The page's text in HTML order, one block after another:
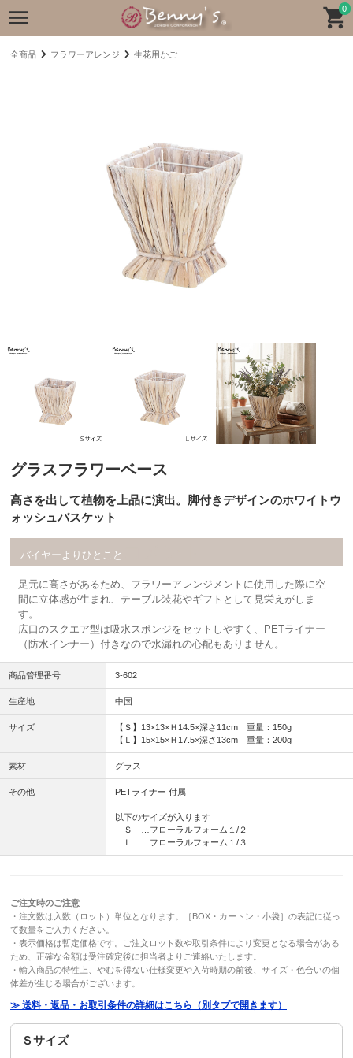
0
全商品 フラワーアレンジ 生花用かご
グラスフラワーベース
高さを出して植物を上品に演出。脚付きデザインのホワイトウ
ォッシュバスケット
バイヤーよりひとこと
足元に高さがあるため、フラワーアレンジメントに使用した際に空
間に立体感が生まれ、テーブル装花やギフトとして見栄えがしま
す。
広口のスクエア型は吸水スポンジをセットしやすく、PETライナー
（防水インナー）付きなので水漏れの心配もありません。
商品管理番号 3-602
生産地 中国
サイズ
【Ｓ】13×13×Ｈ14.5×深さ11cm 重量：150g
【Ｌ】15×15×Ｈ17.5×深さ13cm 重量：200g
素材 グラス
その他 PETライナー 付属
以下のサイズが入ります
Ｓ …フローラルフォーム１/２
Ｌ …フローラルフォーム１/３
ご注文時のご注意
・注文数は入数（ロット）単位となります。［BOX・カートン・小袋］の表記に従っ
て数量をご入力ください。
・表示価格は暫定価格です。ご注文ロット数や取引条件により変更となる場合がある
ため、正確な金額は受注確定後に担当者よりご連絡いたします。
・輸入商品の特性上、やむを得ない仕様変更や入荷時期の前後、サイズ・色合いの個
体差が生じる場合がございます。
≫ 送料・返品・お取引条件の詳細はこちら（別タブで開きます）
Ｓサイズ